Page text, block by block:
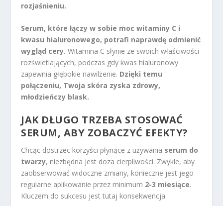
rozjaśnieniu.
Serum, które łączy w sobie moc witaminy C i
kwasu hialuronowego, potrafi naprawdę odmienić
wygląd cery. Witamina C słynie ze swoich właściwości
rozświetlających, podczas gdy kwas hialuronowy
zapewnia głębokie nawilżenie. Dzięki temu
połączeniu, Twoja skóra zyska zdrowy,
młodzieńczy blask.
JAK DŁUGO TRZEBA STOSOWAĆ
SERUM, ABY ZOBACZYĆ EFEKTY?
Chcąc dostrzec korzyści płynące z używania serum do
twarzy, niezbędna jest doza cierpliwości. Zwykle, aby
zaobserwować widoczne zmiany, konieczne jest jego
regularne aplikowanie przez minimum 2-3 miesiące.
Kluczem do sukcesu jest tutaj konsekwencja.